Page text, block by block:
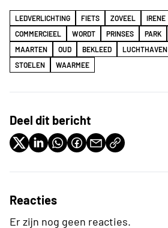
LEDVERLICHTING FIETS ZOVEEL IRENE
COMMERCIEEL
WORDT PRINSES PARK
MAARTEN
OUD BEKLEED LUCHTHAVEN
STOELEN
WAARMEE
Deel dit bericht
Reacties
Er zijn nog geen reacties.